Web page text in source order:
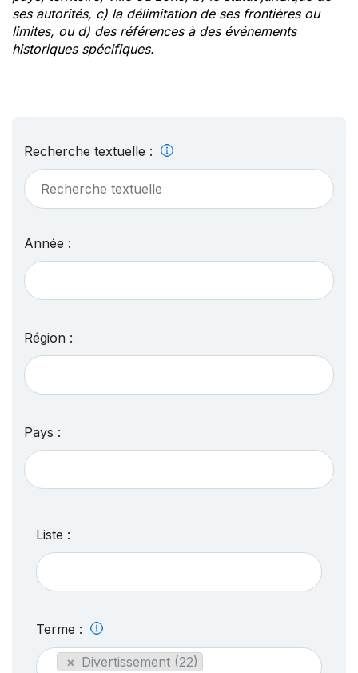
ses autorités, c) la délimitation de ses frontières ou
limites, ou d) des références à des événements
historiques spécifiques.
Recherche textuelle :
Année :
Région :
Pays :
Liste :
Terme :
× Divertissement (22)